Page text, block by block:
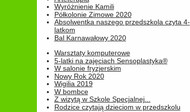
Wyróżnienie Kamili
Półkolonie Zimowe 2020
Absolwentka naszego przedszkola czyta 4-
latkom
Bal Karnawałowy 2020
Warsztaty komputerowe
5-latki na zajęciach Sensoplastyka®
W salonie fryzjerskim
Nowy Rok 2020
Wigilia 2019
W bombce
Z wizytą w Szkole Specjalnej...
Rodzice czytają dzieciom w przedszkolu